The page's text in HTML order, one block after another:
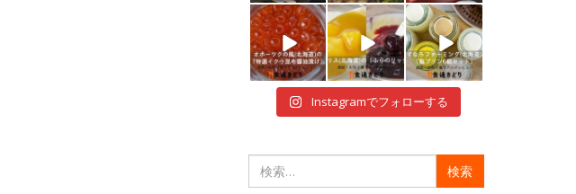
shokutuu_kidor
i
12月 29
shokutuu_kidor
i
12月 28
shokutuu_kidor
i
12月 28
Instagramでフォローする
索: